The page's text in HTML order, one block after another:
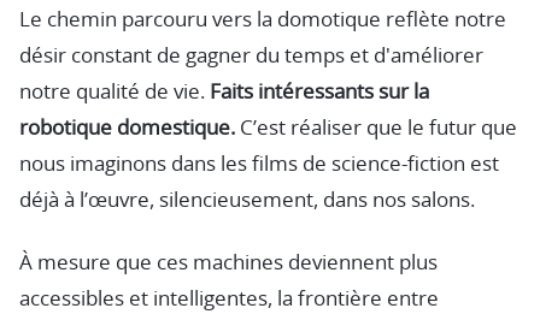
Le chemin parcouru vers la domotique reflète notre
désir constant de gagner du temps et d'améliorer
notre qualité de vie. Faits intéressants sur la
robotique domestique. C’est réaliser que le futur que
nous imaginons dans les films de science-fiction est
déjà à l’œuvre, silencieusement, dans nos salons.
À mesure que ces machines deviennent plus
accessibles et intelligentes, la frontière entre